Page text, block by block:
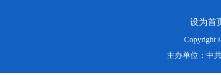
设为首
Copyright
主办单位：中